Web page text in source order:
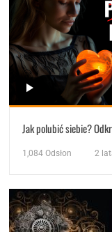
Jak polubić siebie?
1,084 Odsłon 2